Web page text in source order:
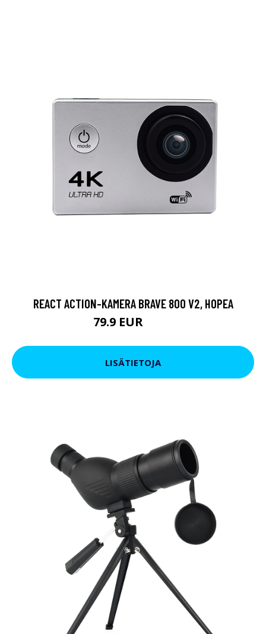
REACT ACTION-KAMERA BRAVE 800 V2, HOPEA
79.9 EUR
LISÄTIETOJA